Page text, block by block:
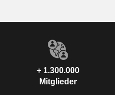
+ 1.300.000
Mitglieder